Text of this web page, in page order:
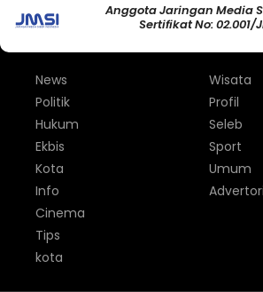
Anggota Jaringan Media
Sertifikat No: 02.001/
News
Politik
Hukum
Ekbis
Kota
Info
Wisata
Profil
Seleb
Sport
Umum
Cinema
Tips
kota